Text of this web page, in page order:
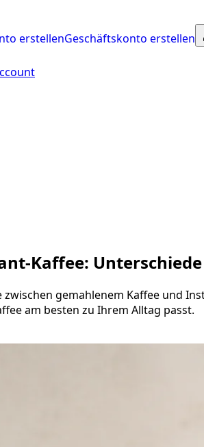
erstellenGeschäftskonto erstellen
Kaffee:
gemahlenem Kaffee und
am besten zu Ihrem Alltag passt.